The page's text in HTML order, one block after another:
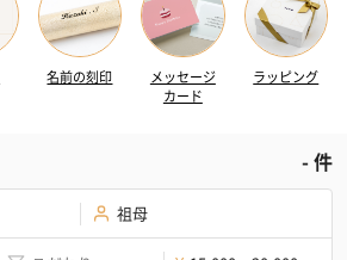
名前の刻印
メッセージ
カード
ラッピング
-件
祖母